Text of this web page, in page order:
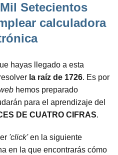
Setecientos
calculadora
hayas llegado a esta
la raíz de 1726. Es por
hemos preparado
para el aprendizaje del
DE CUATRO CIFRAS.
'click'en la siguiente
en la que encontrarás cómo